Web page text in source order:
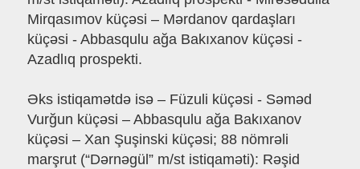
Mirqasımov küçəsi – Mərdanov qardaşları
küçəsi - Abbasqulu ağa Bakıxanov küçəsi -
Azadlıq prospekti.
Əks istiqamətdə isə – Füzuli küçəsi - Səməd
Vurğun küçəsi – Abbasqulu ağa Bakıxanov
küçəsi – Xan Şuşinski küçəsi; 88 nömrəli
marşrut (“Dərnəgül” m/st istiqaməti): Rəşid